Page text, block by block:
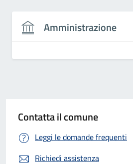
Amministrazione
Contatta il comune
Leggi le domande frequenti
Richiedi assistenza